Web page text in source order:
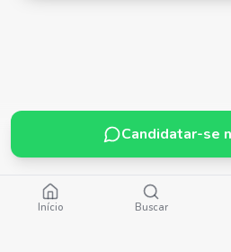
Candidatar-se
Início Buscar